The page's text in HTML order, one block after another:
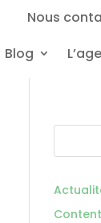
Nous
Blog